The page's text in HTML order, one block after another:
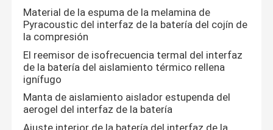
Vinculación de la batería
Material de la espuma de la melamina de
Pyracoustic del interfaz de la batería del cojín de
la compresión
El reemisor de isofrecuencia termal del interfaz
de la batería del aislamiento térmico rellena
ignífugo
Manta de aislamiento aislador estupenda del
aerogel del interfaz de la batería
Ajuste interior de la batería del interfaz de la